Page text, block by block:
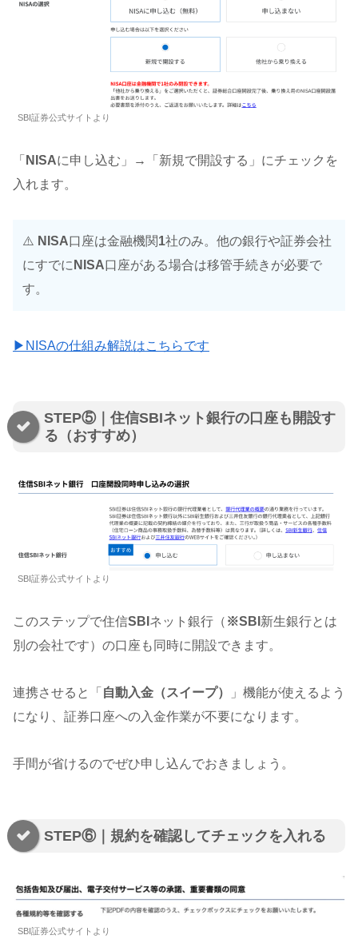
SBI証券公式サイトより
「 NISAに申し込む」 →
「新規で開設する」にチェックを
入れます。
⚠️ NISA口座は金融機関1社のみ。他の銀行や証券会社
にすでに NISA口座がある場合は移管手続きが必要で
す。
▶NISAの仕組み解説はこちらです
STEP⑤｜住信SBIネット銀行の口座も開設す
る（おすすめ）
SBI証券公式サイトより
このステップで住信SBI ネット銀行（ ※SBI 新生銀行とは
別の会社です）の口座も同時に開設できます。
連携させると「 自動入金（スイープ）
」機能が使えるよう
になり、証券口座への入金作業が不要になります。
手間が省けるのでぜひ申し込んでおきましょう。
STEP⑥｜規約を確認してチェックを入れる
SBI証券公式サイトより